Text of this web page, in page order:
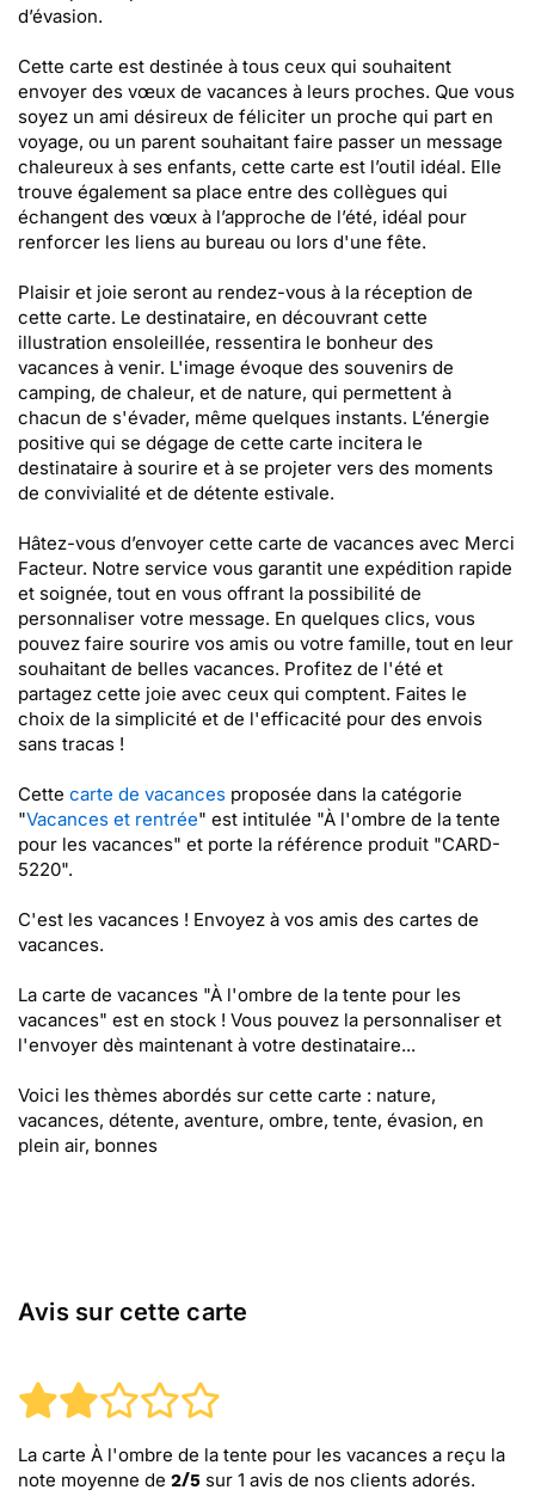
d’évasion.
Cette carte est destinée à tous ceux qui souhaitent
envoyer des vœux de vacances à leurs proches. Que vous
soyez un ami désireux de féliciter un proche qui part en
voyage, ou un parent souhaitant faire passer un message
chaleureux à ses enfants, cette carte est l’outil idéal. Elle
trouve également sa place entre des collègues qui
échangent des vœux à l’approche de l’été, idéal pour
renforcer les liens au bureau ou lors d'une fête.
Plaisir et joie seront au rendez-vous à la réception de
cette carte. Le destinataire, en découvrant cette
illustration ensoleillée, ressentira le bonheur des
vacances à venir. L'image évoque des souvenirs de
camping, de chaleur, et de nature, qui permettent à
chacun de s'évader, même quelques instants. L’énergie
positive qui se dégage de cette carte incitera le
destinataire à sourire et à se projeter vers des moments
de convivialité et de détente estivale.
Hâtez-vous d’envoyer cette carte de vacances avec Merci
Facteur. Notre service vous garantit une expédition rapide
et soignée, tout en vous offrant la possibilité de
personnaliser votre message. En quelques clics, vous
pouvez faire sourire vos amis ou votre famille, tout en leur
souhaitant de belles vacances. Profitez de l'été et
partagez cette joie avec ceux qui comptent. Faites le
choix de la simplicité et de l'efficacité pour des envois
sans tracas !
Cette carte de vacances proposée dans la catégorie
"Vacances et rentrée" est intitulée "À l'ombre de la tente
pour les vacances" et porte la référence produit "CARD-
5220".
C'est les vacances ! Envoyez à vos amis des cartes de
vacances.
La carte de vacances "À l'ombre de la tente pour les
vacances" est en stock ! Vous pouvez la personnaliser et
l'envoyer dès maintenant à votre destinataire...
Voici les thèmes abordés sur cette carte : nature,
vacances, détente, aventure, ombre, tente, évasion, en
plein air, bonnes
Avis sur cette carte
La carte À l'ombre de la tente pour les vacances a reçu la
note moyenne de 2/5 sur 1 avis de nos clients adorés.